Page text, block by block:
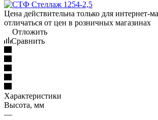
Цена действительна только для интернет-
отличаться от цен в розничных магазинах
Отложить
Сравнить
Характеристики
Высота, мм
—